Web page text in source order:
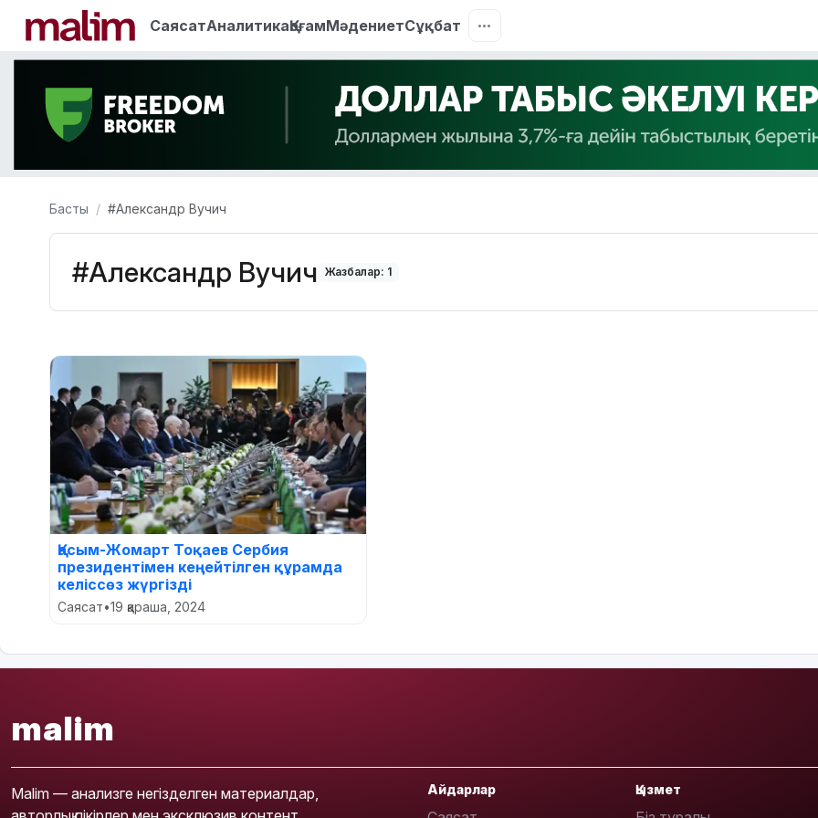
СаясатАналитикаҚоғамМәдениетСұқбат
Басты #Александр Вучич
#Александр Вучич Жазбалар: 1
Қасым-Жомарт Тоқаев Сербия
президентімен кеңейтілген құрамда
келіссөз жүргізді
Саясат•19 қараша, 2024
malim
Malim — анализге негізделген материалдар,
Айдарлар Қызмет